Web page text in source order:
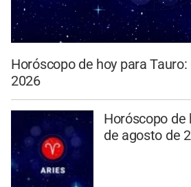
Horóscopo de hoy para
2026
Horóscopo de
de agosto de